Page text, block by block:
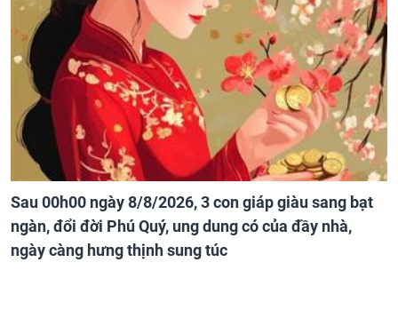
Sau 00h00 ngày 8/8/2026, 3 con giáp giàu sang bạt
ngàn, đổi đời Phú Quý, ung dung có của đầy nhà,
ngày càng hưng thịnh sung túc